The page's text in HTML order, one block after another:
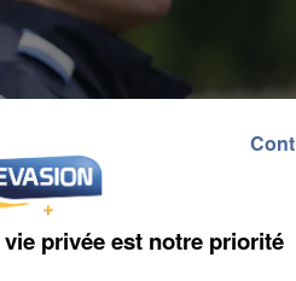
privée est notre priorité